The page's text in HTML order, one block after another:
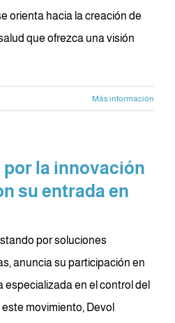
orienta hacia la creación de
que ofrezca una visión
Más información
por la innovación
su entrada en
por soluciones
anuncia su participación en
en el control del
movimiento, Devol